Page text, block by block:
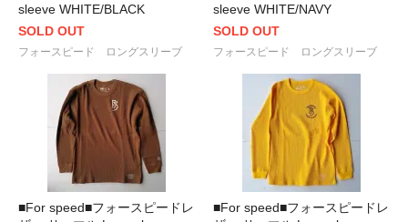
sleeve WHITE/BLACK
SOLD OUT
フォースピード ロングスリーブ
sleeve WHITE/NAVY
SOLD OUT
フォースピード ロングスリーブ
■For speed■フォースピードレ
■For speed■フォースピードレ